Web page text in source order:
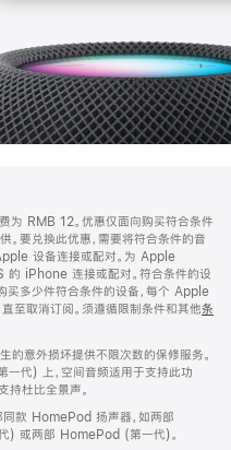
为 RMB 12。优惠仅面向购买符合条件
要兑换此优惠，需要将符合条件的音
设备连接或配对。为 Apple
的 iPhone 连接或配对。符合条件的设
买多少件符合条件的设备，每个 Apple
至取消订阅。须遵循限制条件和其他条
意外损坏提供不限次数的保修服务。
代) 上，空间音频适用于支持此功
持杜比全景声。
款 HomePod 扬声器，如两部
) 或两部 HomePod (第一代)。